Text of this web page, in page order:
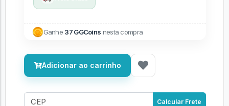
Ganhe 37 GGCoins nesta compra
Adicionar ao carrinho
Calcular Frete